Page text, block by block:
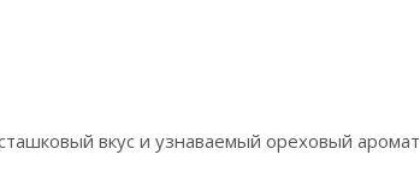
вкус и узнаваемый ореховый аромат